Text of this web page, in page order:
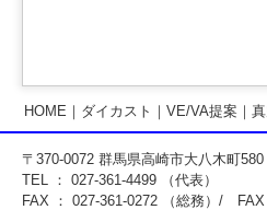
HOME ｜ ダイカスト ｜ VE/VA提案 ｜
〒370-0072 群馬県高崎市大八木町580
TEL ： 027-361-4499 （代表）
FAX ： 027-361-0272 （総務）/ FAX